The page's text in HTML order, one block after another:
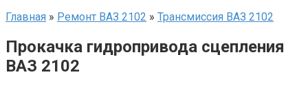
Главная » Ремонт ВАЗ 2102 » Трансмиссия ВАЗ 2102
Прокачка гидропривода сцепления
ВАЗ 2102